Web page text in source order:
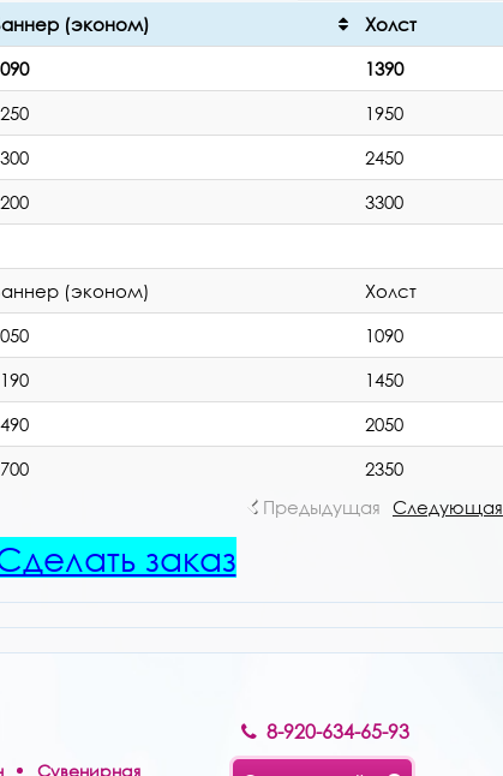
(эконом)
Холст
1390
1950
2450
3300
(эконом)
Холст
1090
1450
2050
2350
Предыдущая Следующая
заказ
Сувенирная
8-920-634-65-93